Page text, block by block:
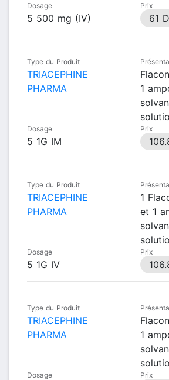
Dosage
5 500 mg (IV)
Prix
61
Type du Produit
TRIACEPHINE
PHARMA
1
Dosage
5 1G IM
Prix
Type du Produit
TRIACEPHINE
PHARMA
1
et 1
Dosage
5 1G IV
Prix
Type du Produit
TRIACEPHINE
PHARMA
1
Dosage Prix